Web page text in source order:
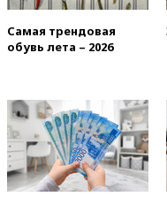
Самая трендовая
обувь лета – 2026